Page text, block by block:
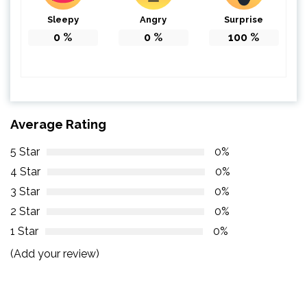
Sleepy
0 %
Angry
0 %
Surprise
100 %
Average Rating
5 Star
0%
4 Star
0%
3 Star
0%
2 Star
0%
1 Star
0%
(Add your review)